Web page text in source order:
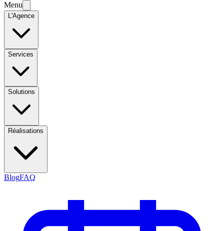
Menu
L'Agence
Services
Solutions
Réalisations
BlogFAQ